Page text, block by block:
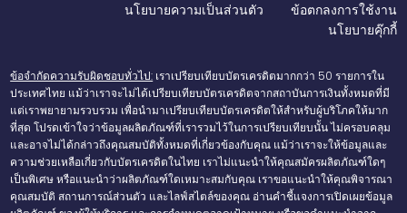
ข้อตกลงการใช้งาน
นโยบายความเป็นส่วนตัว
นโยบายคุ๊กกี้
ข้อจำกัดความรับผิดชอบทั่วไป: เราเปรียบเทียบบัตรเครดิตมากกว่า 50 รายการใน
ประเทศไทย แม้ว่าเราจะไม่ได้เปรียบเทียบบัตรเครดิตจากสถาบันการเงินทั้งหมดที่มี
แต่เราพยายามรวบรวม เพื่อนำมาเปรียบเทียบบัตรเครดิตให้สำหรับผู้บริโภคให้มาก
ที่สุด โปรดเข้าใจว่าข้อมูลผลิตภัณฑ์ที่เรารวมไว้ในการเปรียบเทียบนั้น ไม่ครอบคลุม
และอาจไม่ได้กล่าวถึงคุณสมบัติทั้งหมดที่เกี่ยวข้องกับคุณ แม้ว่าเราจะให้ข้อมูลและ
ความช่วยเหลือเกี่ยวกับบัตรเครดิตในไทย เราไม่แนะนำให้คุณสมัครผลิตภัณฑ์ใดๆ
เป็นพิเศษ หรือแนะนำว่าผลิตภัณฑ์ใดเหมาะสมกับคุณ เราขอแนะนำให้คุณพิจารณา
คุณสมบัติ สถานการณ์ส่วนตัว และไลฟ์สไตล์ของคุณ อ่านคำชี้แจงการเปิดเผยข้อมูล